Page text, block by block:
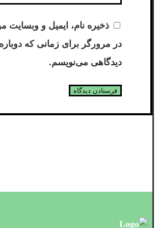
ذخیره نام، ایمیل و وبسایت
در مرورگر برای زمانی که دوباره
دیدگاهی می‌نویسم.